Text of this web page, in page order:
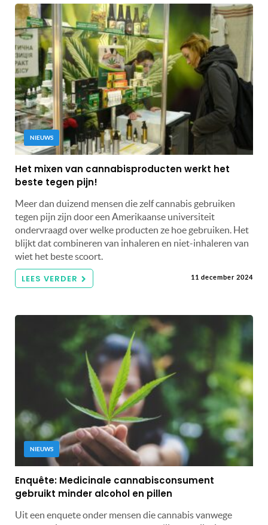
NIEUWS
Het mixen van cannabisproducten werkt het
beste tegen pijn!
Meer dan duizend mensen die zelf cannabis gebruiken
tegen pijn zijn door een Amerikaanse universiteit
ondervraagd over welke producten ze hoe gebruiken. Het
blijkt dat combineren van inhaleren en niet-inhaleren van
wiet het beste scoort.
LEES VERDER 11 december 2024
NIEUWS
Enquête: Medicinale cannabisconsument
gebruikt minder alcohol en pillen
Uit een enquete onder mensen die cannabis vanwege